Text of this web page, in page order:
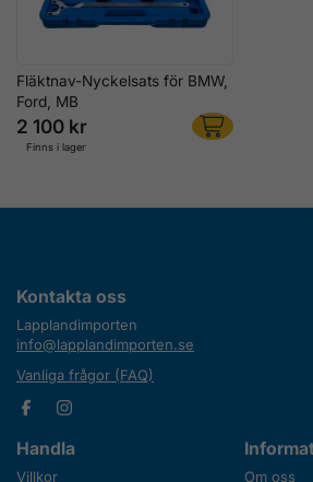
Fläktnav-Nyckelsats för BMW,
Ford, MB
2 100 kr
Finns i lager
Kontakta oss
Lapplandimporten
info@lapplandimporten.se
Vanliga frågor (FAQ)
Handla
Villkor
Om oss